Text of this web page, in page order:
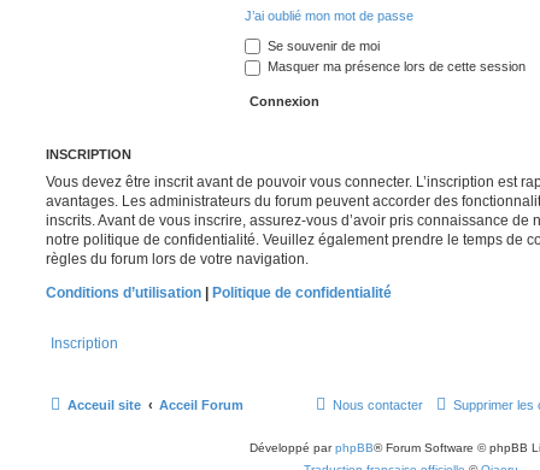
J’ai oublié mon mot de passe
Se souvenir de moi
Masquer ma présence lors de cette session
INSCRIPTION
Vous devez être inscrit avant de pouvoir vous connecter. L’inscription est
avantages. Les administrateurs du forum peuvent accorder des
inscrits. Avant de vous inscrire, assurez-vous d’avoir pris connaissance de
notre politique de confidentialité. Veuillez également prendre le temps de
règles du forum lors de votre navigation.
Conditions d’utilisation
Politique de confidentialité
Inscription
Acceuil site Acceil Forum Supprimer les
Nous contacter
Développé parphpBB® Forum Software © phpBB